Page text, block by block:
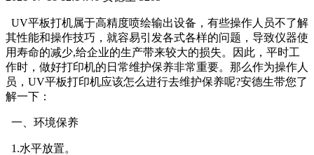
UV平板打机属于高精度喷绘输出设备，有些操作人员不了解
其性能和操作技巧，就容易引发各式各样的问题，导致仪器使
用寿命的减少,给企业的生产带来较大的损失。因此，平时工
作时，做好打印机的日常维护保养非常重要。那么作为操作人
员，UV平板打印机应该怎么进行去维护保养呢?安德生带您了
解一下：
一、环境保养
1.水平放置。